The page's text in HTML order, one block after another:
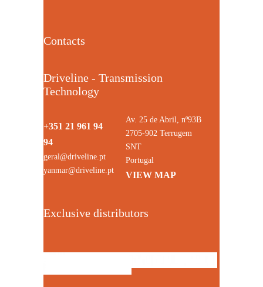
Contacts
Driveline - Transmission
Technology
+351 21 961 94
94
geral@driveline.pt
yanmar@driveline.pt
Av. 25 de Abril, nº93B
2705-902 Terrugem
SNT
Portugal
VIEW MAP
Exclusive distributors